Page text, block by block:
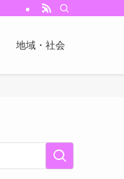
地域・社会